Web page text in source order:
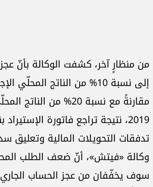
من منظارٍ آخر، كشفت الوكالة بأنّ
مقارنةً مع نسبة 20% من
تدفقات التحويلات المالية وتعليق
وكالة «فيتش»، أنّ ضعف الطلب
سوف يخفّفان من عجز الحساب الجاري في